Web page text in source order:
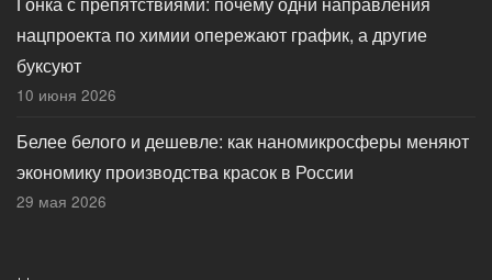
нацпроекта по химии опережают график, а другие
буксуют
10 июня 2026
Белее белого и дешевле: как наномикросферы меняют
экономику производства красок в России
29 мая 2026